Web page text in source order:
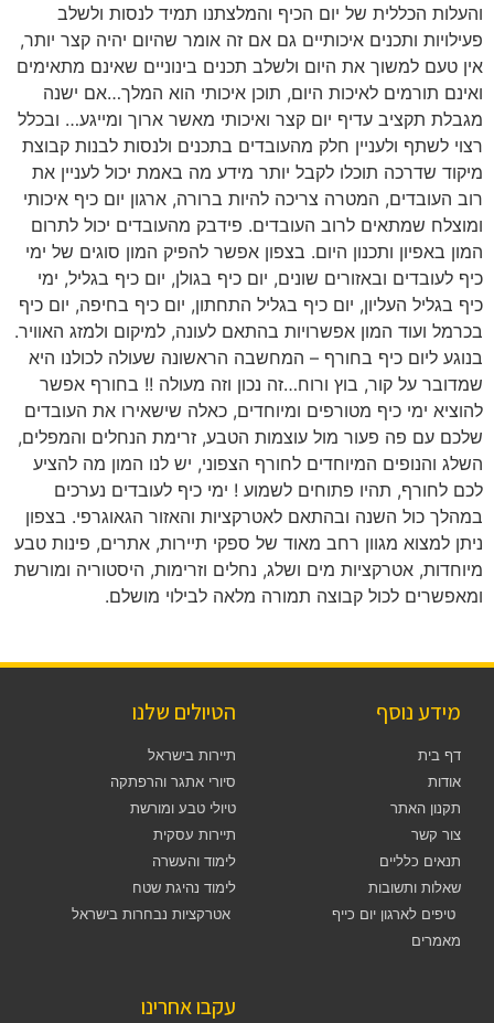
והעלות הכללית של יום הכיף והמלצתנו תמיד לנסות ולשלב
פעילויות ותכנים איכותיים גם אם זה אומר שהיום יהיה קצר יותר,
אין טעם למשוך את היום ולשלב תכנים בינוניים שאינם מתאימים
ואינם תורמים לאיכות היום, תוכן איכותי הוא המלך…אם ישנה
מגבלת תקציב עדיף יום קצר ואיכותי מאשר ארוך ומייגע… ובכלל
רצוי לשתף ולעניין חלק מהעובדים בתכנים ולנסות לבנות קבוצת
מיקוד שדרכה תוכלו לקבל יותר מידע מה באמת יכול לעניין את
רוב העובדים, המטרה צריכה להיות ברורה, ארגון יום כיף איכותי
ומוצלח שמתאים לרוב העובדים. פידבק מהעובדים יכול לתרום
המון באפיון ותכנון היום. בצפון אפשר להפיק המון סוגים של ימי
כיף לעובדים ובאזורים שונים, יום כיף בגולן, יום כיף בגליל, ימי
כיף בגליל העליון, יום כיף בגליל התחתון, יום כיף בחיפה, יום כיף
בכרמל ועוד המון אפשרויות בהתאם לעונה, למיקום ולמזג האוויר.
בנוגע ליום כיף בחורף – המחשבה הראשונה שעולה לכולנו היא
שמדובר על קור, בוץ ורוח…זה נכון וזה מעולה !! בחורף אפשר
להוציא ימי כיף מטורפים ומיוחדים, כאלה שישאירו את העובדים
שלכם עם פה פעור מול עוצמות הטבע, זרימת הנחלים והמפלים,
השלג והנופים המיוחדים לחורף הצפוני, יש לנו המון מה להציע
לכם לחורף, תהיו פתוחים לשמוע ! ימי כיף לעובדים נערכים
במהלך כול השנה ובהתאם לאטרקציות והאזור הגאוגרפי. בצפון
ניתן למצוא מגוון רחב מאוד של ספקי תיירות, אתרים, פינות טבע
מיוחדות, אטרקציות מים ושלג, נחלים וזרימות, היסטוריה ומורשת
ומאפשרים לכול קבוצה תמורה מלאה לבילוי מושלם.
מידע נוסף
דף בית
אודות
תקנון האתר
צור קשר
תנאים כלליים
שאלות ותשובות
טיפים לארגון יום כייף
מאמרים
הטיולים שלנו
תיירות בישראל
סיורי אתגר והרפתקה
טיולי טבע ומורשת
תיירות עסקית
לימוד והעשרה
לימוד נהיגת שטח
אטרקציות נבחרות בישראל
עקבו אחרינו